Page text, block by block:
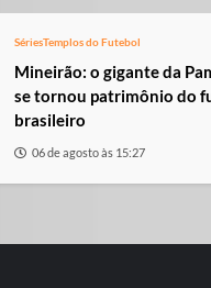
SériesTemplos do Futebol
Mineirão: o gigante da
se tornou patrimônio do
brasileiro
06 de agosto às 15:27